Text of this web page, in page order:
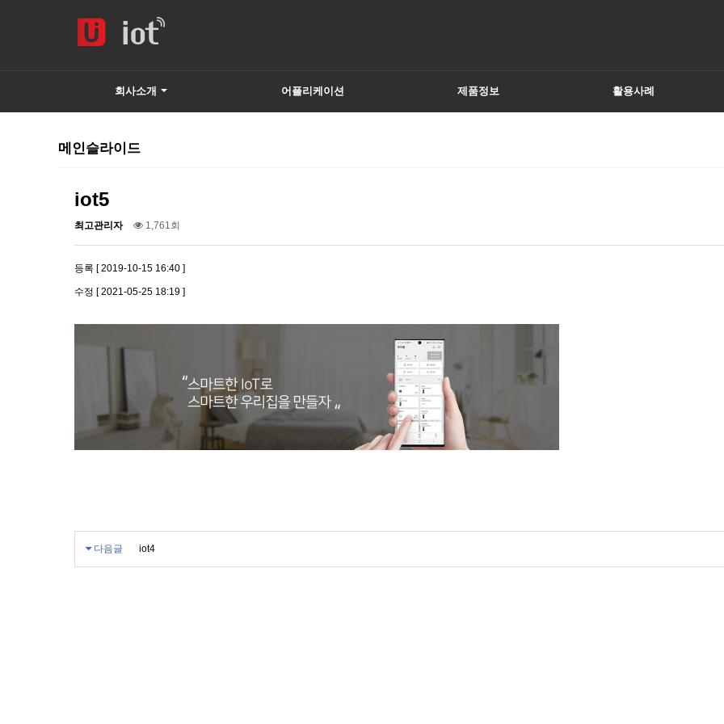
회사소개 어플리케이션 제품정보 활용사례
메인슬라이드
iot5
최고관리자 1,761회
등록 [ 2019-10-15 16:40 ]
수정 [ 2021-05-25 18:19 ]
다음글 iot4